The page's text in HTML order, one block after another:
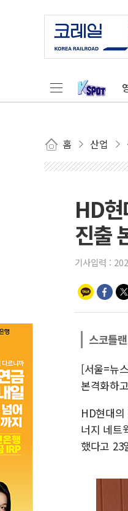
홈 산업
HD
진출
기사입력 :
스코틀
[서울=뉴
본격화하
HD현대
너지 네트
했다고 23